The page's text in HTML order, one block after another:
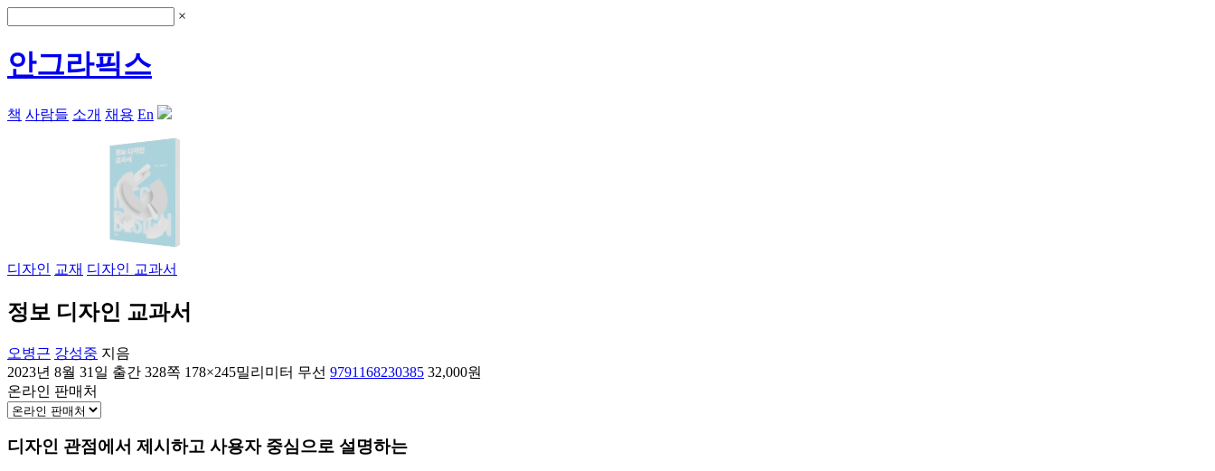
×
안그라픽스
책 사람들 소개 채용 En
디자인 교재 디자인 교과서
정보 디자인 교과서
오병근 강성중 지음
2023년 8월 31일 출간 328쪽 178×245밀리미터 무선 9791168230385 32,000원
온라인 판매처
디자인 관점에서 제시하고 사용자 중심으로 설명하는